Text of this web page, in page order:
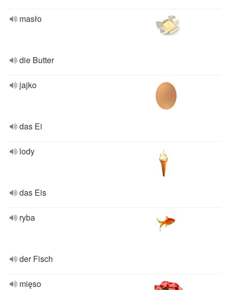
masło
die Butter
jajko
das Ei
lody
das Eis
ryba
der Fisch
mięso